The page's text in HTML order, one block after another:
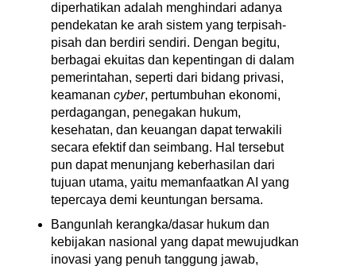
diperhatikan adalah menghindari adanya
pendekatan ke arah sistem yang terpisah-
pisah dan berdiri sendiri. Dengan begitu,
berbagai ekuitas dan kepentingan di dalam
pemerintahan, seperti dari bidang privasi,
keamanan cyber, pertumbuhan ekonomi,
perdagangan, penegakan hukum,
kesehatan, dan keuangan dapat terwakili
secara efektif dan seimbang. Hal tersebut
pun dapat menunjang keberhasilan dari
tujuan utama, yaitu memanfaatkan AI yang
tepercaya demi keuntungan bersama.
Bangunlah kerangka/dasar hukum dan
kebijakan nasional yang dapat mewujudkan
inovasi yang penuh tanggung jawab,